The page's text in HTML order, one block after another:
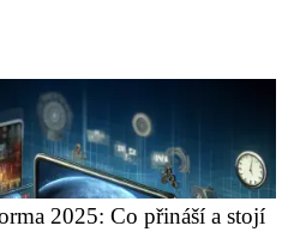
2025: Co přináší a stojí